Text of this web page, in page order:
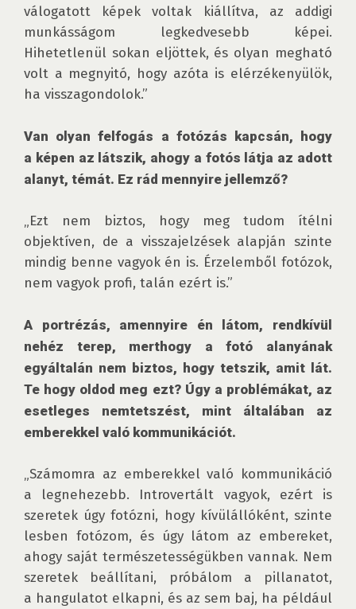
válogatott képek voltak kiállítva, az addigi
munkásságom legkedvesebb képei.
Hihetetlenül sokan eljöttek, és olyan megható
volt a megnyitó, hogy azóta is elérzékenyülök,
ha visszagondolok.”
Van olyan felfogás a fotózás kapcsán, hogy
a képen az látszik, ahogy a fotós látja az adott
alanyt, témát. Ez rád mennyire jellemző?
„Ezt nem biztos, hogy meg tudom ítélni
objektíven, de a visszajelzések alapján szinte
mindig benne vagyok én is. Érzelemből fotózok,
nem vagyok profi, talán ezért is.”
A portrézás, amennyire én látom, rendkívül
nehéz terep, merthogy a fotó alanyának
egyáltalán nem biztos, hogy tetszik, amit lát.
Te hogy oldod meg ezt? Úgy a problémákat, az
esetleges nemtetszést, mint általában az
emberekkel való kommunikációt.
„Számomra az emberekkel való kommunikáció
a legnehezebb. Introvertált vagyok, ezért is
szeretek úgy fotózni, hogy kívülállóként, szinte
lesben fotózom, és úgy látom az embereket,
ahogy saját természetességükben vannak. Nem
szeretek beállítani, próbálom a pillanatot,
a hangulatot elkapni, és az sem baj, ha például